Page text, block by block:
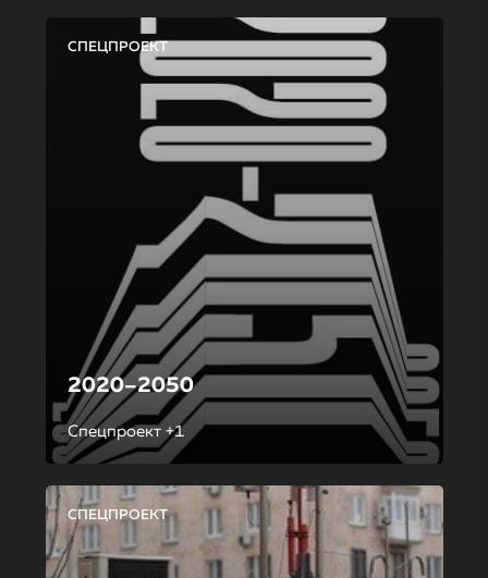
СПЕЦПРОЕКТ
2020–2050
Спецпроект +1
СПЕЦПРОЕКТ